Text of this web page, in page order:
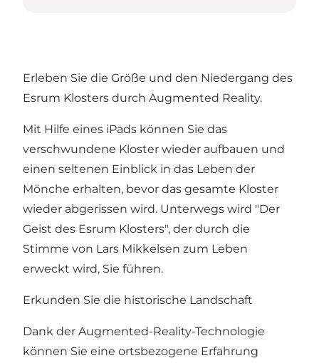
Erleben Sie die Größe und den Niedergang des
Esrum Klosters durch Augmented Reality.
Mit Hilfe eines iPads können Sie das
verschwundene Kloster wieder aufbauen und
einen seltenen Einblick in das Leben der
Mönche erhalten, bevor das gesamte Kloster
wieder abgerissen wird. Unterwegs wird "Der
Geist des Esrum Klosters", der durch die
Stimme von Lars Mikkelsen zum Leben
erweckt wird, Sie führen.
Erkunden Sie die historische Landschaft
Dank der Augmented-Reality-Technologie
können Sie eine ortsbezogene Erfahrung